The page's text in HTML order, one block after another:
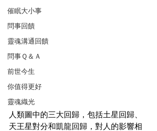
催眠大小事
問事回饋
靈魂溝通回饋
問事Ｑ＆Ａ
前世今生
你值得更好
靈魂織光
人類圖中的三大回歸，包括土星回歸、
天王星對分和凱龍回歸，對人的影響相